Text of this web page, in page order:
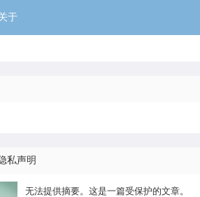
大的猫窝,voidcat
于
私声明
无法提供摘要。这是一篇受保护的文章。